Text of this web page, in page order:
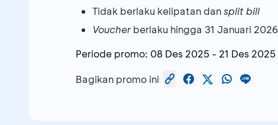
Tidak berlaku kelipatan dansplit bill
Voucherberlaku hingga 31 Januari 2026
Periode promo: 08 Des 2025 - 21 Des 2025
Bagikan promo ini